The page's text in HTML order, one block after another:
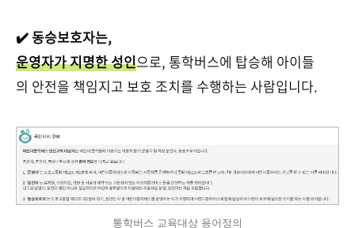
✔️ 동승보호자는,
운영자가 지명한 성인으로, 통학버스에 탑승해 아이들
의 안전을 책임지고 보호 조치를 수행하는 사람입니다.
통학버스 교육대상 용어정의